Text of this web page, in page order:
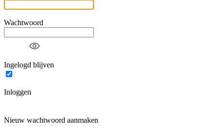
Wachtwoord
Ingelogd blijven
Inloggen
Nieuw wachtwoord aanmaken